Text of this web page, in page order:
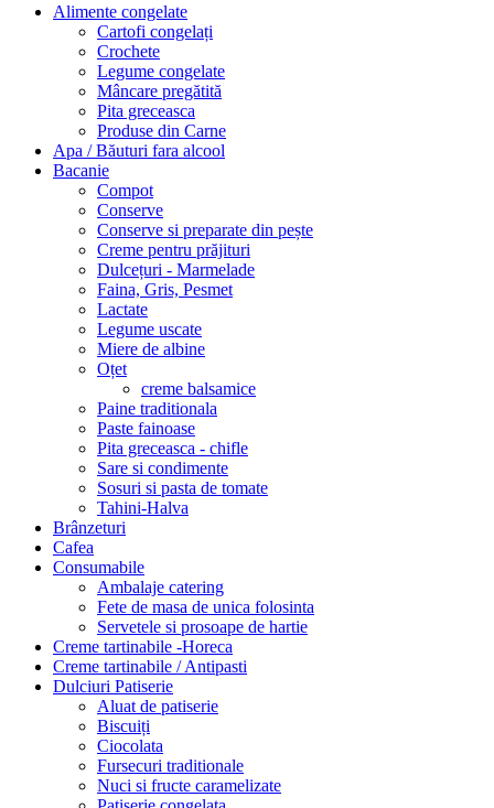
Alimente congelate
Cartofi congelați
Crochete
Legume congelate
Mâncare pregătită
Pita greceasca
Produse din Carne
Apa / Băuturi fara alcool
Bacanie
Compot
Conserve
Conserve si preparate din pește
Creme pentru prăjituri
Dulcețuri - Marmelade
Faina, Gris, Pesmet
Lactate
Legume uscate
Miere de albine
Oțet
creme balsamice
Paine traditionala
Paste fainoase
Pita greceasca - chifle
Sare si condimente
Sosuri si pasta de tomate
Tahini-Halva
Brânzeturi
Cafea
Consumabile
Ambalaje catering
Fete de masa de unica folosinta
Servetele si prosoape de hartie
Creme tartinabile -Horeca
Creme tartinabile / Antipasti
Dulciuri Patiserie
Aluat de patiserie
Biscuiți
Ciocolata
Fursecuri traditionale
Nuci si fructe caramelizate